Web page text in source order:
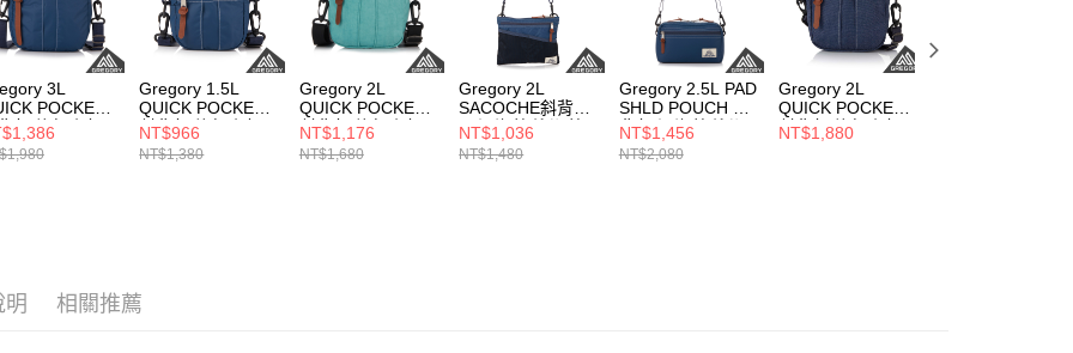
3L
POCKET
包 旅行小包
藍/潟湖藍
Gregory 1.5L
QUICK POCKET
斜背包 旅行小包
深海藍/潟湖藍， S
NT$966
NT$1,380
Gregory 2L
QUICK POCKET
斜背包 旅行小包
海洋綠， M
NT$1,176
NT$1,680
Gregory 2L
SACOCHE斜背包
M 深海藍/潟湖藍
NT$1,036
NT$1,480
Gregory 2.5L PAD
SHLD POUCH 斜
背包 深海藍/潟湖
藍， M
NT$1,456
NT$2,080
Gregory 2L
QUICK POCKET
斜背包 旅行小包
天絲丹寧， M
NT$1,880
明 相關推薦